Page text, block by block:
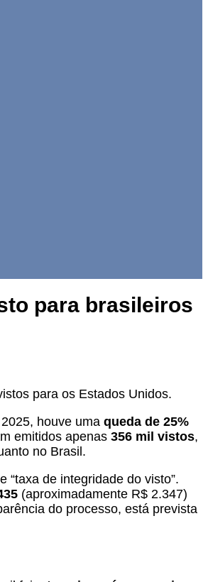
para brasileiros
para os Estados Unidos.
houve uma queda de 25%
emitidos apenas 356 mil vistos,
no Brasil.
“taxa de integridade do visto”.
(aproximadamente R$ 2.347)
do processo, está prevista